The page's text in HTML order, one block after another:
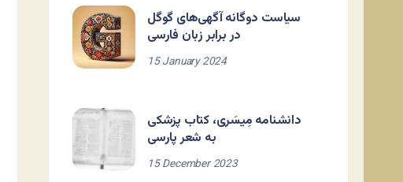
سیاست دوگانه آگهی‌های گوگل
در برابر زبان فارسی
15 January 2024
دانشنامه مِیسَری، کتاب پزشکی
به شعر پارسی
15 December 2023